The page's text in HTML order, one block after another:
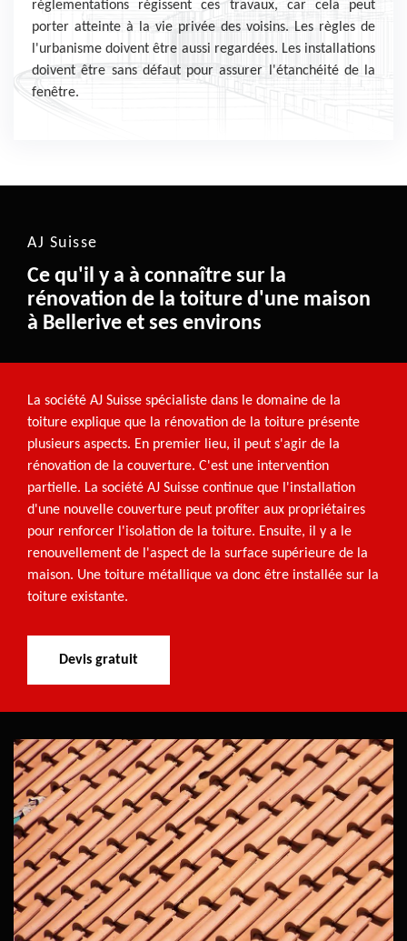
réglementations régissent ces travaux, car cela peut
porter atteinte à la vie privée des voisins. Les règles de
l'urbanisme doivent être aussi regardées. Les installations
doivent être sans défaut pour assurer l'étanchéité de la
fenêtre.
AJ Suisse
Ce qu'il y a à connaître sur la
rénovation de la toiture d'une maison
à Bellerive et ses environs
La société AJ Suisse spécialiste dans le domaine de la
toiture explique que la rénovation de la toiture présente
plusieurs aspects. En premier lieu, il peut s'agir de la
rénovation de la couverture. C'est une intervention
partielle. La société AJ Suisse continue que l'installation
d'une nouvelle couverture peut profiter aux propriétaires
pour renforcer l'isolation de la toiture. Ensuite, il y a le
renouvellement de l'aspect de la surface supérieure de la
maison. Une toiture métallique va donc être installée sur la
toiture existante.
Devis gratuit